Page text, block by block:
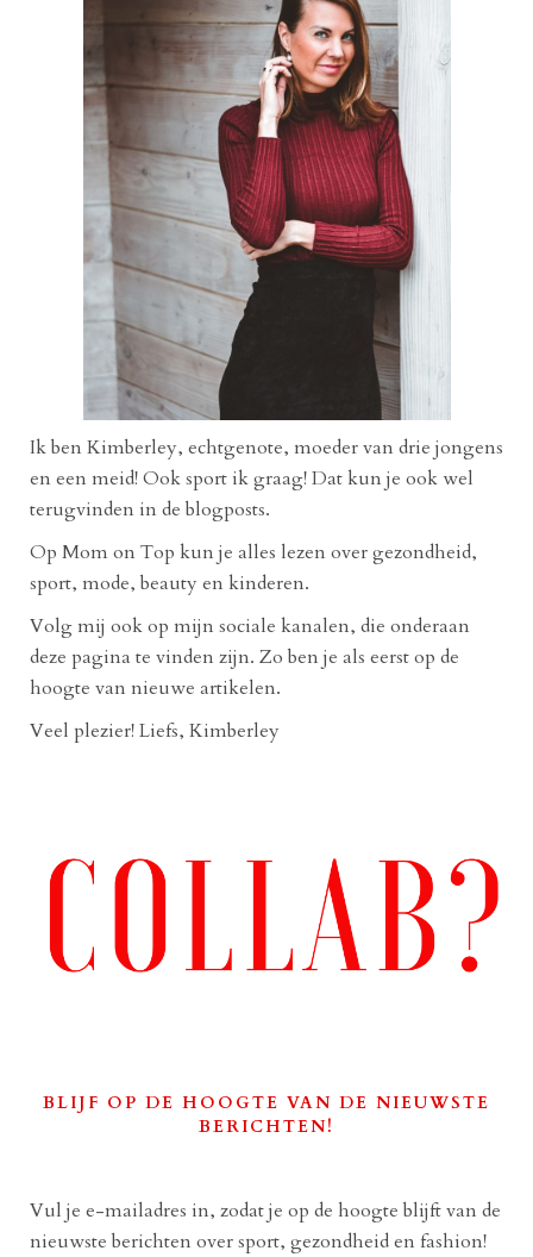
Ik ben Kimberley, echtgenote, moeder van drie jongens
en een meid! Ook sport ik graag! Dat kun je ook wel
terugvinden in de blogposts.
Op Mom on Top kun je alles lezen over gezondheid,
sport, mode, beauty en kinderen.
Volg mij ook op mijn sociale kanalen, die onderaan
deze pagina te vinden zijn. Zo ben je als eerst op de
hoogte van nieuwe artikelen.
Veel plezier! Liefs, Kimberley
BLIJF OP DE HOOGTE VAN DE NIEUWSTE
BERICHTEN!
Vul je e-mailadres in, zodat je op de hoogte blijft van de
nieuwste berichten over sport, gezondheid en fashion!